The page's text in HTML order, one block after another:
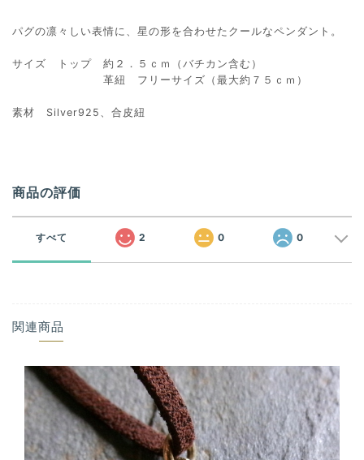
パグの凛々しい表情に、星の形を合わせたクールなペンダント。
サイズ トップ 約２．５ｃｍ（バチカン含む）
革紐 フリーサイズ（最大約７５ｃｍ）
素材 Silver925、合皮紐
商品の評価
すべて 2 0 0
関連商品